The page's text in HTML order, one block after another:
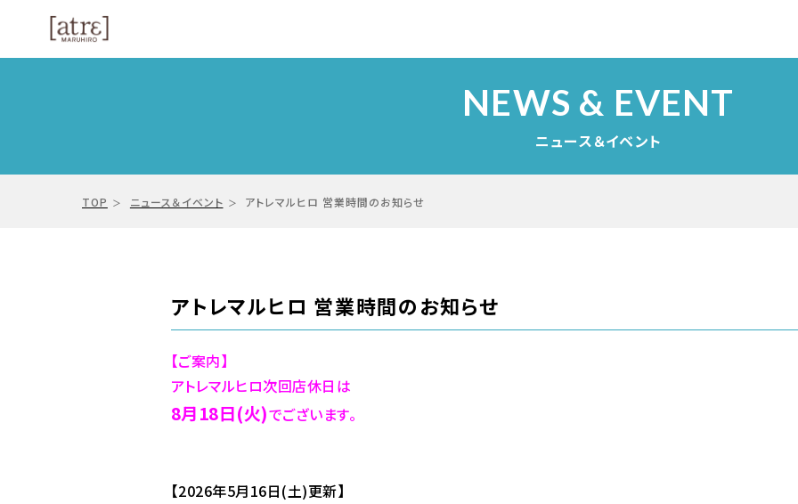
NEWS & EVENT
ニュース＆イベント
TOP ニュース＆イベント アトレマルヒロ 営業時間のお知らせ
アトレマルヒロ 営業時間のお知らせ
【ご案内】
アトレマルヒロ次回店休日は
8月18日(火)でございます。
【2026年5月16日(土)更新】